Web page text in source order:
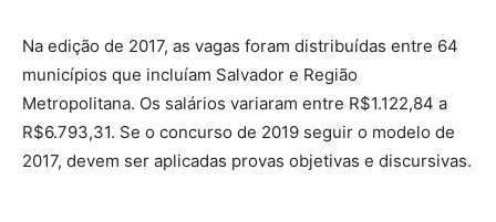
Na edição de 2017, as vagas foram distribuídas entre 64
municípios que incluíam Salvador e Região
Metropolitana. Os salários variaram entre R$1.122,84 a
R$6.793,31. Se o concurso de 2019 seguir o modelo de
2017, devem ser aplicadas provas objetivas e discursivas.